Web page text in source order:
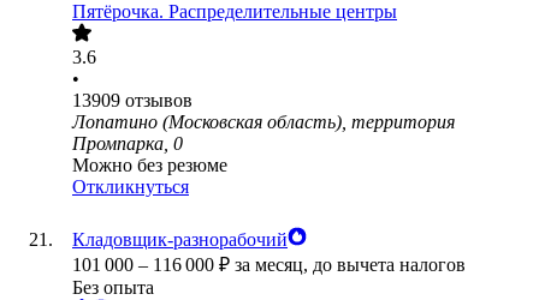
Пятёрочка. Распределительные центры
3.6
•
13909 отзывов
Лопатино (Московская область), территория
Промпарка, 0
Можно без резюме
Откликнуться
Кладовщик-разнорабочий
101 000 – 116 000 ₽ за месяц, до вычета налогов
Без опыта